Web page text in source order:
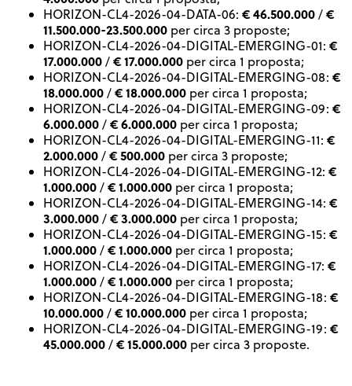
HORIZON-CL4-2026-04-DATA-06: € 46.500.000/€
11.500.000-23.500.000 per circa 3 proposte;
HORIZON-CL4-2026-04-DIGITAL-EMERGING-01: €
17.000.000/€ 17.000.000 per circa 1 proposta;
HORIZON-CL4-2026-04-DIGITAL-EMERGING-08: €
18.000.000/€ 18.000.000 per circa 1 proposta;
HORIZON-CL4-2026-04-DIGITAL-EMERGING-09: €
6.000.000/€ 6.000.000 per circa 1 proposta;
HORIZON-CL4-2026-04-DIGITAL-EMERGING-11: €
2.000.000/€ 500.000 per circa 3 proposte;
HORIZON-CL4-2026-04-DIGITAL-EMERGING-12: €
1.000.000/€ 1.000.000 per circa 1 proposta;
HORIZON-CL4-2026-04-DIGITAL-EMERGING-14: €
3.000.000/€ 3.000.000 per circa 1 proposta;
HORIZON-CL4-2026-04-DIGITAL-EMERGING-15: €
1.000.000/€ 1.000.000 per circa 1 proposta;
HORIZON-CL4-2026-04-DIGITAL-EMERGING-17: €
1.000.000/€ 1.000.000 per circa 1 proposta;
HORIZON-CL4-2026-04-DIGITAL-EMERGING-18: €
10.000.000/€ 10.000.000 per circa 1 proposta;
HORIZON-CL4-2026-04-DIGITAL-EMERGING-19: €
45.000.000/€ 15.000.000 per circa 3 proposte.